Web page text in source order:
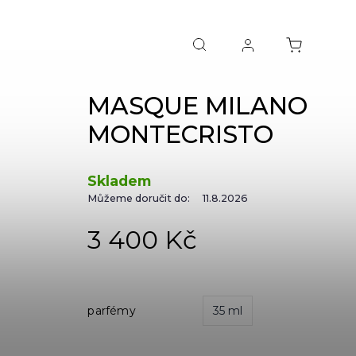
MASQUE MILANO
MONTECRISTO
parfémy 35 ml
3 400 Kč
Skladem
Můžeme doručit do: 11.8.2026